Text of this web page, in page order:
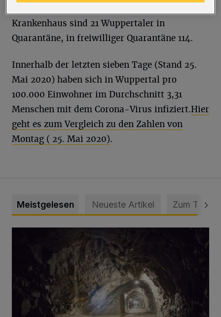
Krankenhaus sind 21 Wuppertaler in
Quarantäne, in freiwilliger Quarantäne 114.
Innerhalb der letzten sieben Tage (Stand 25.
Mai 2020) haben sich in Wuppertal pro
100.000 Einwohner im Durchschnitt 3,31
Menschen mit dem Corona-Virus infiziert.Hier
geht es zum Vergleich zu den Zahlen von
Montag ( 25. Mai 2020).
Meistgelesen Neueste Artikel Zum Thema